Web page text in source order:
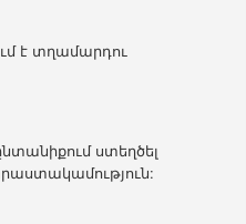
է տղամարդու
ստեղծել